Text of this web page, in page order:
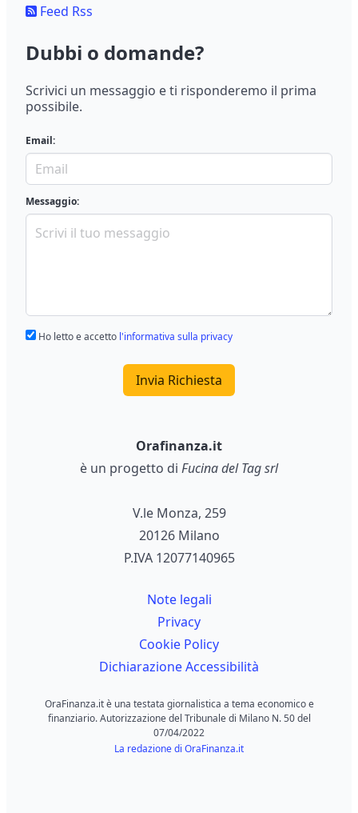
Feed Rss
Dubbi o domande?
Scrivici un messaggio e ti risponderemo il prima
possibile.
Email:
Messaggio:
Ho letto e accetto l'informativa sulla privacy
Invia Richiesta
Orafinanza.it
è un progetto di Fucina del Tag srl
V.le Monza, 259
20126 Milano
P.IVA 12077140965
Note legali
Privacy
Cookie Policy
Dichiarazione Accessibilità
OraFinanza.it è una testata giornalistica a tema economico e
finanziario. Autorizzazione del Tribunale di Milano N. 50 del
07/04/2022
La redazione di OraFinanza.it